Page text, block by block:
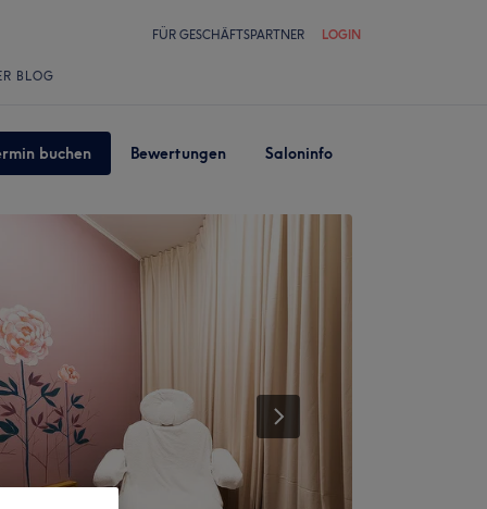
FÜR GESCHÄFTSPARTNER LOGIN
BLOG
buchen Bewertungen Saloninfo